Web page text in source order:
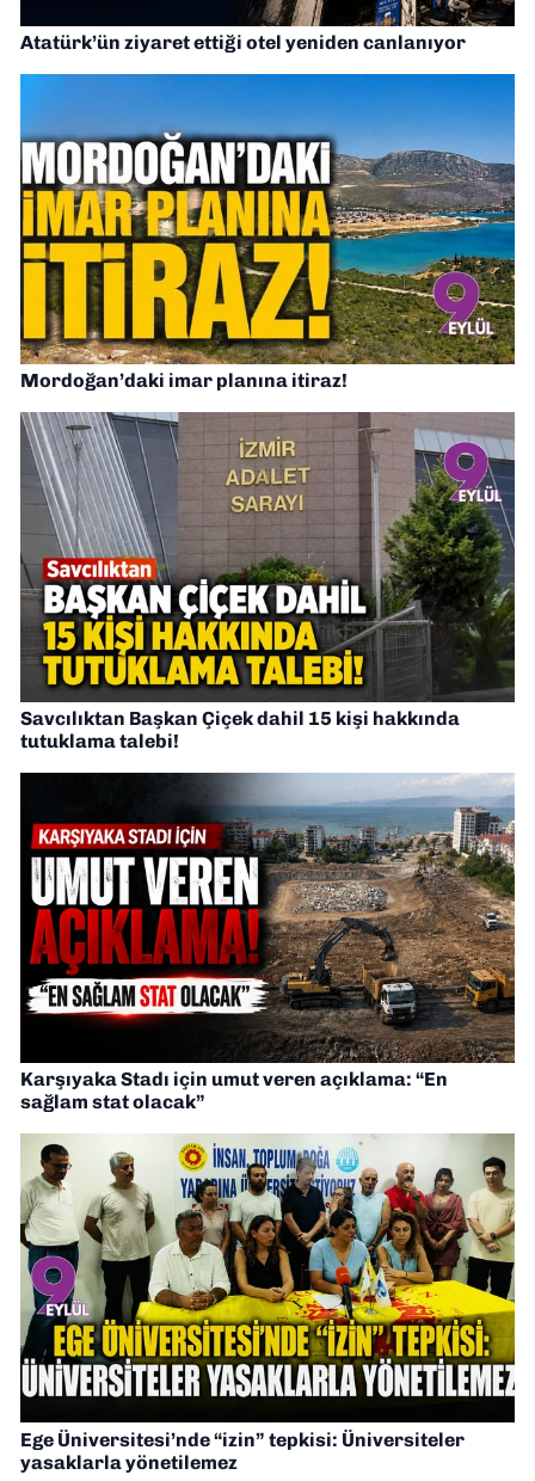
Atatürk’ün ziyaret ettiği otel yeniden canlanıyor
Mordoğan’daki imar planına itiraz!
Savcılıktan Başkan Çiçek dahil 15 kişi hakkında
tutuklama talebi!
Karşıyaka Stadı için umut veren açıklama: “En
sağlam stat olacak”
Ege Üniversitesi’nde “izin” tepkisi: Üniversiteler
yasaklarla yönetilemez